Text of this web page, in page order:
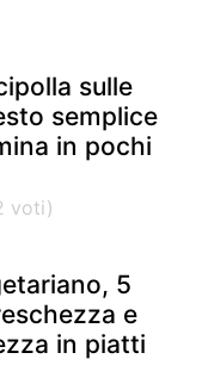
sulle
semplice
in pochi
5
e
in piatti